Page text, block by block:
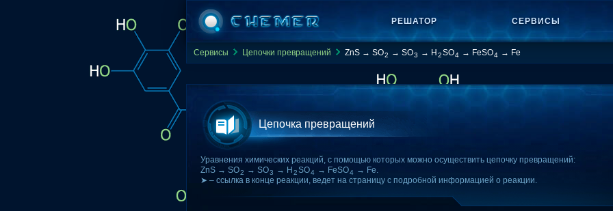
РЕШАТОР СЕРВИСЫ
Сервисы Цепочки превращений ZnS → SO2 → SO3 → H 2SO4 → FeSO4 → Fe
Цепочка превращений
Уравнения химических реакций, с помощью которых можно осуществить цепочку превращений:
ZnS → SO2 → SO3 → H 2SO4 → FeSO4 → Fe.
➤ – ссылка в конце реакции, ведет на страницу с подробной информацией о реакции.